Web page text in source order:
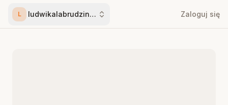
L ludwikalabrudzinski0 Zaloguj się